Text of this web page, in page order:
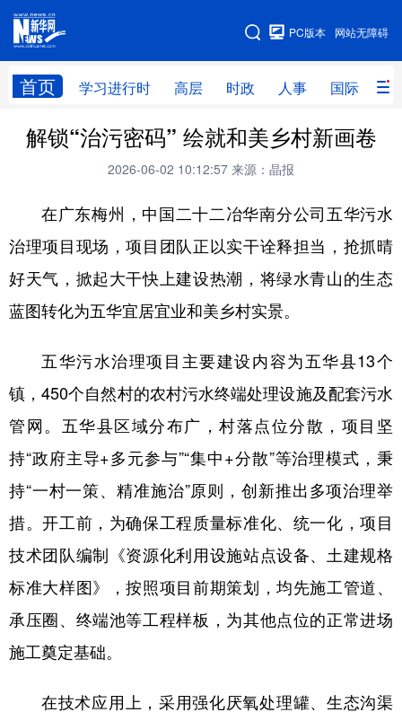
网站无障碍
PC版本
首页 学习进行时 高层 时政 人事 国际 财
网站地图
学习进行时 高层 时政 人事
财经 网评
台湾 思客智库 全球连线 教育
科技 科创 量子 体育
文化 书画 健康 军事
访谈 视频 图片
法律 中央文件 金融 汽车
食品 人居 信息化 数字经济
学术中国 乡村振兴 银龄 溯源中国
彩票 娱乐 时尚 悦读
公益 一带一路 亚太网 上市公司
文化产业
地方频道
北京 天津 河北 山西
解锁“治污密码” 绘就和美乡村新画卷
2026-06-02 10:12:57 来源：晶报
在广东梅州，中国二十二冶华南分公司五华污水
治理项目现场，项目团队正以实干诠释担当，抢抓晴
好天气，掀起大干快上建设热潮，将绿水青山的生态
蓝图转化为五华宜居宜业和美乡村实景。
五华污水治理项目主要建设内容为五华县13个
镇，450个自然村的农村污水终端处理设施及配套污水
管网。五华县区域分布广，村落点位分散，项目坚
持“政府主导+多元参与”“集中+分散”等治理模式，秉
持“一村一策、精准施治”原则，创新推出多项治理举
措。开工前，为确保工程质量标准化、统一化，项目
技术团队编制《资源化利用设施站点设备、土建规格
标准大样图》，按照项目前期策划，均先施工管道、
承压圈、终端池等工程样板，为其他点位的正常进场
施工奠定基础。
在技术应用上，采用强化厌氧处理罐、生态沟渠